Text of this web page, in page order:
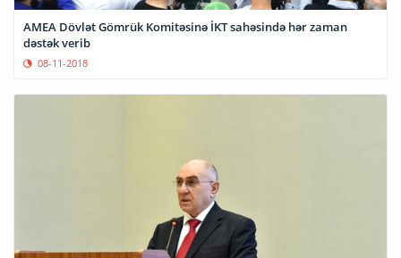
AMEA Dövlət Gömrük Komitəsinə İKT sahəsində hər zaman
dəstək verib
08-11-2018